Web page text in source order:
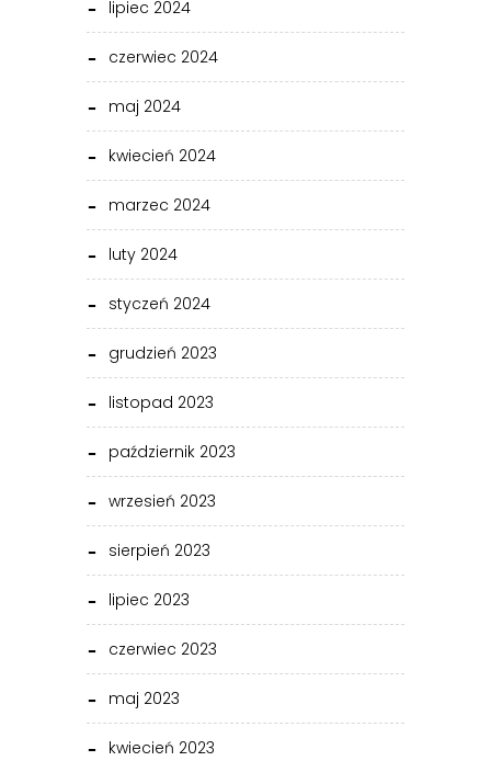
lipiec 2024
czerwiec 2024
maj 2024
kwiecień 2024
marzec 2024
luty 2024
styczeń 2024
grudzień 2023
listopad 2023
październik 2023
wrzesień 2023
sierpień 2023
lipiec 2023
czerwiec 2023
maj 2023
kwiecień 2023